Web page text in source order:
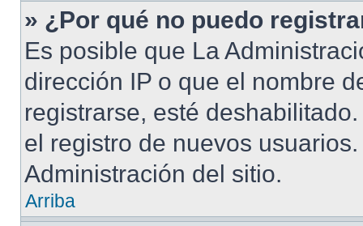
» ¿Por qué no puedo
Es posible que La
dirección IP o que el nombre
registrarse, esté
el registro de nuevos
Administración del sitio.
Arriba